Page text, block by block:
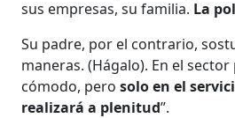
sus empresas, su familia. La
Su padre, por el contrario,
maneras. (Hágalo). En el
cómodo, perosolo en el
realizará a plenitud”.